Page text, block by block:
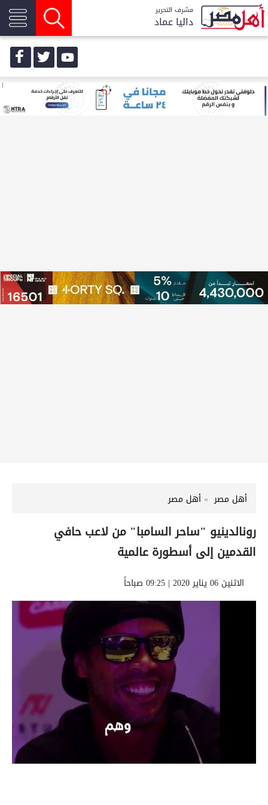
مشرف التحرير
داليا عماد
أهل مصر أهل مصر
رونالدينيو "ساحر السامبا" من لاعب حافي
القدمين إلى أسطورة عالمية
الاثنين 06 يناير 2020 | 09:25 صباحاً